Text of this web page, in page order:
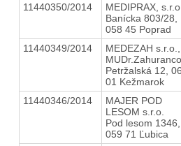
11440350/2014
MEDIPRAX,
Banícka 803/28,
058 45 Poprad
11440349/2014
MEDEZAH s.r.o.,
Petržalská 12,
01 Kežmarok
11440346/2014
MAJER POD
LESOM s.r.o.
Pod lesom 1346,
059 71 Ľubica